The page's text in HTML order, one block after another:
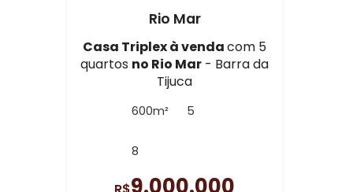
Rio Mar
Casa Triplex à vendacom 5
quartos no Rio Mar - Barra da
Tijuca
600m² 5
8